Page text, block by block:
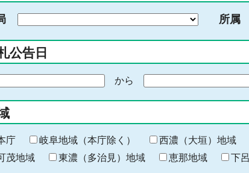
入
力
所属
公告日
から
終
わ
り
庁 岐阜地域（本庁除く） 西濃（大垣）地域
茂地域
東濃（多治見）地域 恵那地域 下